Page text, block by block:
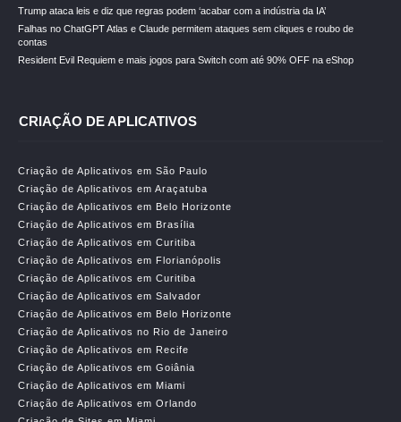
Trump ataca leis e diz que regras podem ‘acabar com a indústria da IA’
Falhas no ChatGPT Atlas e Claude permitem ataques sem cliques e roubo de
contas
Resident Evil Requiem e mais jogos para Switch com até 90% OFF na eShop
CRIAÇÃO DE APLICATIVOS
Criação de Aplicativos em São Paulo
Criação de Aplicativos em Araçatuba
Criação de Aplicativos em Belo Horizonte
Criação de Aplicativos em Brasília
Criação de Aplicativos em Curitiba
Criação de Aplicativos em Florianópolis
Criação de Aplicativos em Curitiba
Criação de Aplicativos em Salvador
Criação de Aplicativos em Belo Horizonte
Criação de Aplicativos no Rio de Janeiro
Criação de Aplicativos em Recife
Criação de Aplicativos em Goiânia
Criação de Aplicativos em Miami
Criação de Aplicativos em Orlando